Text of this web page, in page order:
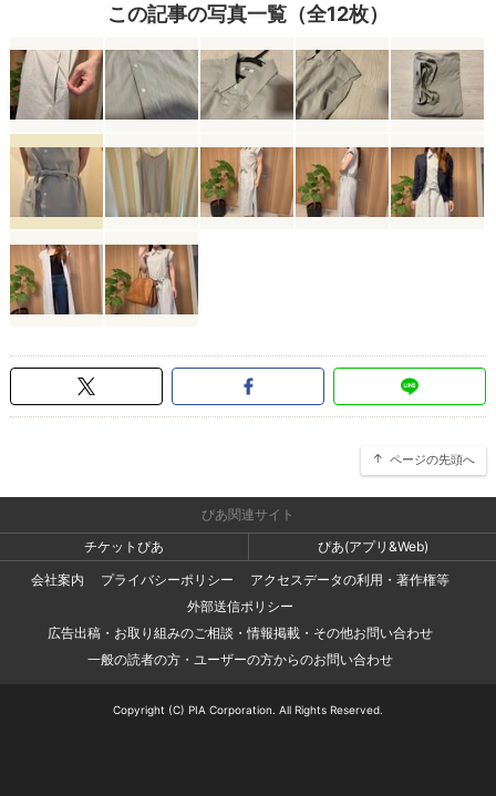
この記事の写真一覧（全12枚）
ページの先頭へ
ぴあ関連サイト
チケットぴあ
ぴあ(アプリ&Web)
会社案内
プライバシーポリシー
アクセスデータの利用・著作権等
外部送信ポリシー
広告出稿・お取り組みのご相談・情報掲載・その他お問い合わせ
一般の読者の方・ユーザーの方からのお問い合わせ
Copyright (C) PIA Corporation. All Rights Reserved.